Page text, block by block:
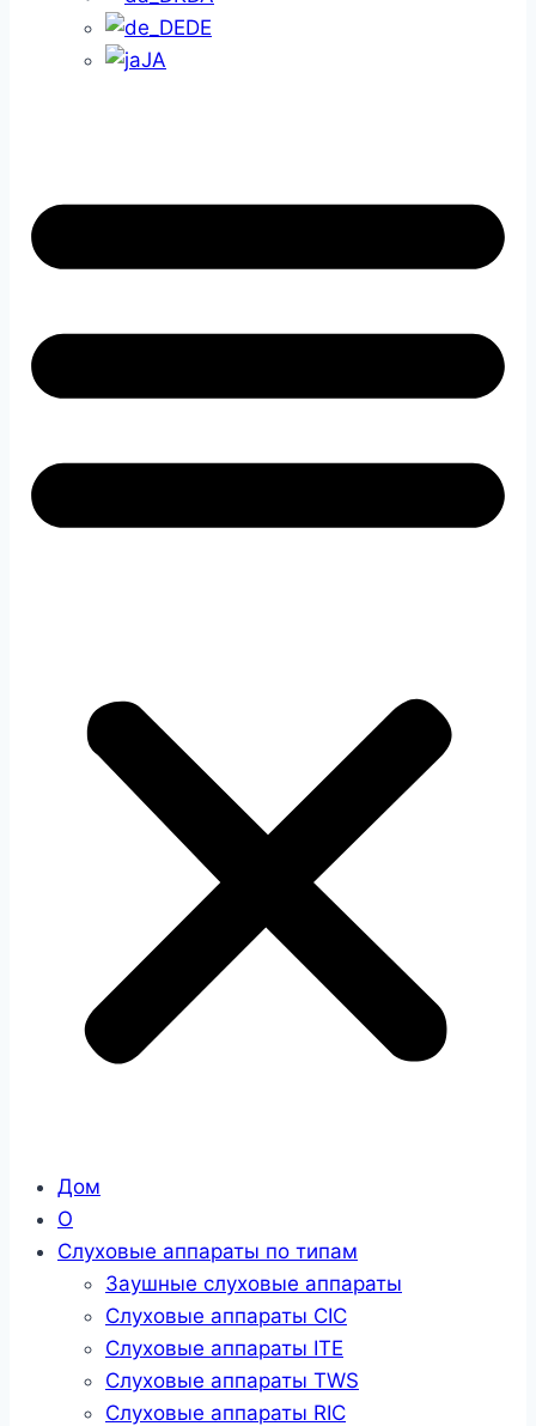
DE
JA
Дом
О
Слуховые аппараты по типам
Заушные слуховые аппараты
Слуховые аппараты CIC
Слуховые аппараты ITE
Слуховые аппараты TWS
Слуховые аппараты RIC